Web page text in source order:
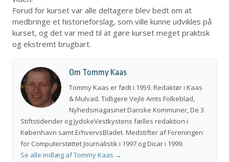
Forud for kurset var alle deltagere blev bedt om at
medbringe et historieforslag, som ville kunne udvikles på
kurset, og det var med til at gøre kurset meget praktisk
og ekstremt brugbart.
Om Tommy Kaas
Tommy Kaas er født i 1959. Redaktør i Kaas
& Mulvad. Tidligere Vejle Amts Folkeblad,
Nyhedsmagasinet Danske Kommuner, De 3
Stiftstidender og JydskeVestkystens fælles redaktion i
København samt ErhvervsBladet. Medstifter af Foreningen
for Computerstøttet Journalistik i 1997 og Dicar i 1999.
Se alle indlæg af Tommy Kaas →